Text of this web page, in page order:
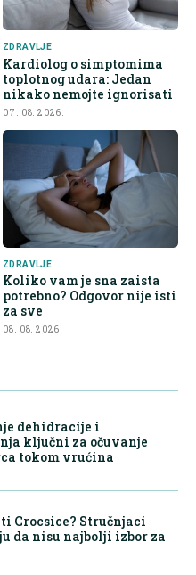
ZDRAVLJE
Kardiolog o simptomima
toplotnog udara: Jedan
nikako nemojte ignorisati
07. 08. 2026.
ZDRAVLJE
Koliko vam je sna zaista
potrebno? Odgovor nije isti
za sve
08. 08. 2026.
dehidracije i
ključni za očuvanje
tokom vrućina
Crocsice? Stručnjaci
da nisu najbolji izbor za